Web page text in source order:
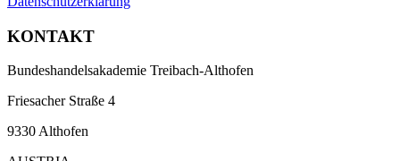
KONTAKT
Bundeshandelsakademie Treibach-Althofen
Friesacher Straße 4
9330 Althofen